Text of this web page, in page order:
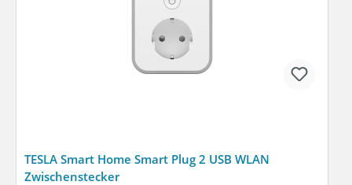
TESLA Smart Home Smart Plug 2 USB WLAN
Zwischenstecker